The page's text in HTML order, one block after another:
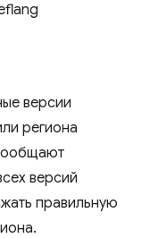
версии
региона
версий
правильную